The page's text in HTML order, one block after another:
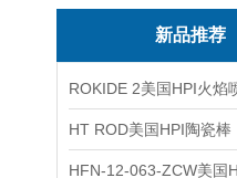
新品推荐
ROKIDE 2美国HPI火焰
HT ROD美国HPI陶瓷棒